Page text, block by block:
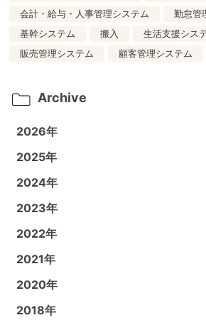
会計・給与・人事管理システム
勤怠管
基幹システム
搬入 生活支援シス
販売管理システム
顧客管理システム
Archive
2026年
2025年
2024年
2023年
2022年
2021年
2020年
2018年